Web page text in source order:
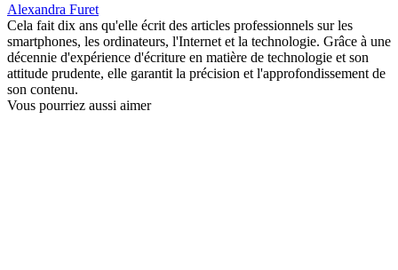
Alexandra Furet
Cela fait dix ans qu'elle écrit des articles professionnels sur les
smartphones, les ordinateurs, l'Internet et la technologie. Grâce à une
décennie d'expérience d'écriture en matière de technologie et son
attitude prudente, elle garantit la précision et l'approfondissement de
son contenu.
Vous pourriez aussi aimer